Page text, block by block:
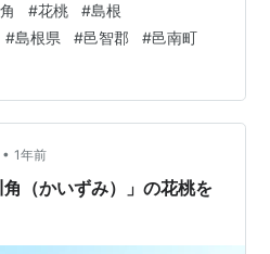
『天国に一番近い里』と呼ぶ
2,000本ものハナモモ（花
い花々は、まさに桃源郷のよ
『天国に一番近い』ような印
ここは、島根県邑智郡邑南町
」という…
#花桃 #島根
#島根県 #邑智郡 #邑南町
• 1年前
角（かいずみ）」の花桃を